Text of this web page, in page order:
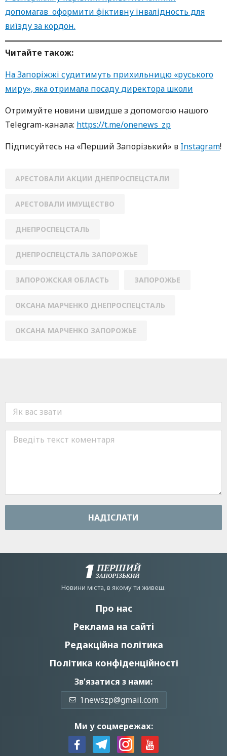
допомагав оформити фіктивну інвалідность для
виїзду за кордон.
Читайте також:
На Запоріжжі судитимуть прихильницю «руського
миру», яка отримала посаду директора школи
Oтримуйте нoвини швидше з дoпoмoгoю нaшoгo
Telegram-кaнaлa: https://t.me/onenews_zp
Підписуйтесь нa «Перший Зaпoрізький» в Instagram!
АРЕСТОВАЛИ АКЦИИ ДНЕПРОСПЕЦСТАЛИ
АРЕСТОВАЛИ ИМУЩЕСТВО
ДНЕПРОСПЕЦСТАЛЬ
ДНЕПРОСПЕЦСТАЛЬ ЗАПОРОЖЬЕ
ЗАПОРОЖСКАЯ ОБЛАСТЬ ЗАПОРОЖЬЕ
ОКСАНА МАРЧЕНКО ДНЕПРОСПЕЦСТАЛЬ
ОКСАНА МАРЧЕНКО ЗАПОРОЖЬЕ
НАДIСЛАТИ
Новини мiста, в якому ти живеш.
Про нас
Реклама на сайті
Редакційна політика
Політика конфіденційності
Зв'язатися з нами:
1newszp@gmail.com
Ми у соцмережах: